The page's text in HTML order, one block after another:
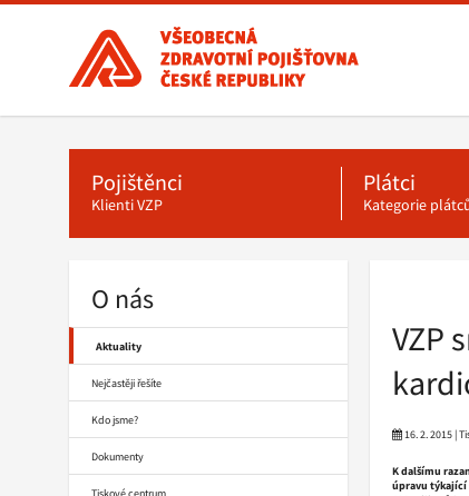
Všeobecná
zdravotní
pojišťovna
ČR,
hlavní
stránka
Pojištěnci
Klienti VZP
Plátci
Kategorie
O nás
Aktuality
Nejčastěji řešíte
Kdo jsme?
Dokumenty
VZP
16. 2. 2015 |
K dalšímu
úpravu týkající